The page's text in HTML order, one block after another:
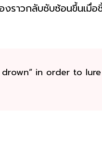
ราวกลับซับซ้อนขึ้นเมื่อ
in order to